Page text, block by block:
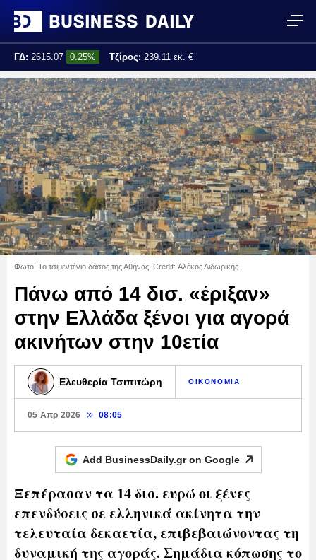
ΓΔ: 2615.07 0.25% Τζίρος: 239.11 εκ. €
Τελ. ενημέρωση: 17:25:01
Φωτο: Το τσιμεντένιο δάσος της Αθήνας. Credit: Αλέκος Λιδωρικής
Πάνω από 14 δισ. «έριξαν»
στην Ελλάδα ξένοι για αγορά
ακινήτων στην 10ετία
Ελευθερία Τσιπιτώρη ΟΙΚΟΝΟΜΙΑ
05 Απρ 2026 08:05
Add BusinessDaily.gr on Google
Ξεπέρασαν τα 14 δισ. ευρώ οι ξένες
επενδύσεις σε ελληνικά ακίνητα την
τελευταία δεκαετία, επιβεβαιώνοντας τη
δυναμική της αγοράς. Σημάδια κόπωσης το